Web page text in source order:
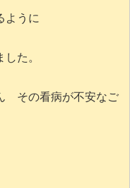
ように
た。
その看病が不安なご